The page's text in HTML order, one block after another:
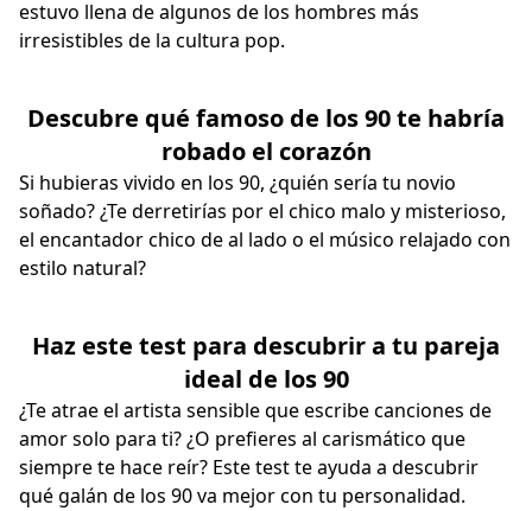
estuvo llena de algunos de los hombres más
irresistibles de la cultura pop.
Descubre qué famoso de los 90 te habría
robado el corazón
Si hubieras vivido en los 90, ¿quién sería tu novio
soñado? ¿Te derretirías por el chico malo y misterioso,
el encantador chico de al lado o el músico relajado con
estilo natural?
Haz este test para descubrir a tu pareja
ideal de los 90
¿Te atrae el artista sensible que escribe canciones de
amor solo para ti? ¿O prefieres al carismático que
siempre te hace reír? Este test te ayuda a descubrir
qué galán de los 90 va mejor con tu personalidad.